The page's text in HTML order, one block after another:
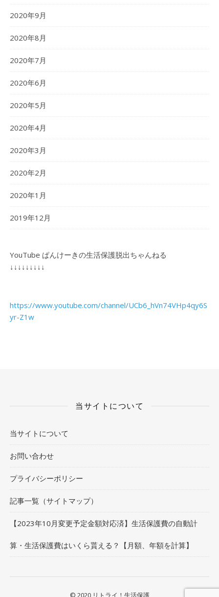
2020年9月
2020年8月
2020年7月
2020年6月
2020年5月
2020年4月
2020年3月
2020年2月
2020年1月
2019年12月
YouTube ぱんけーきの生活保護脱出ちゃんねる
↓↓↓↓↓↓↓↓↓
https://www.youtube.com/channel/UCb6_hVn74VHp4qy6S
yr-Z1w
当サイトについて
当サイトについて
お問い合わせ
プライバシーポリシー
記事一覧（サイトマップ）
【2023年10月変更予定金額対応済】生活保護費の自動計
算・生活保護費はいくら貰える？【月額、年額を計算】
© 2020 リトライ！生活保護